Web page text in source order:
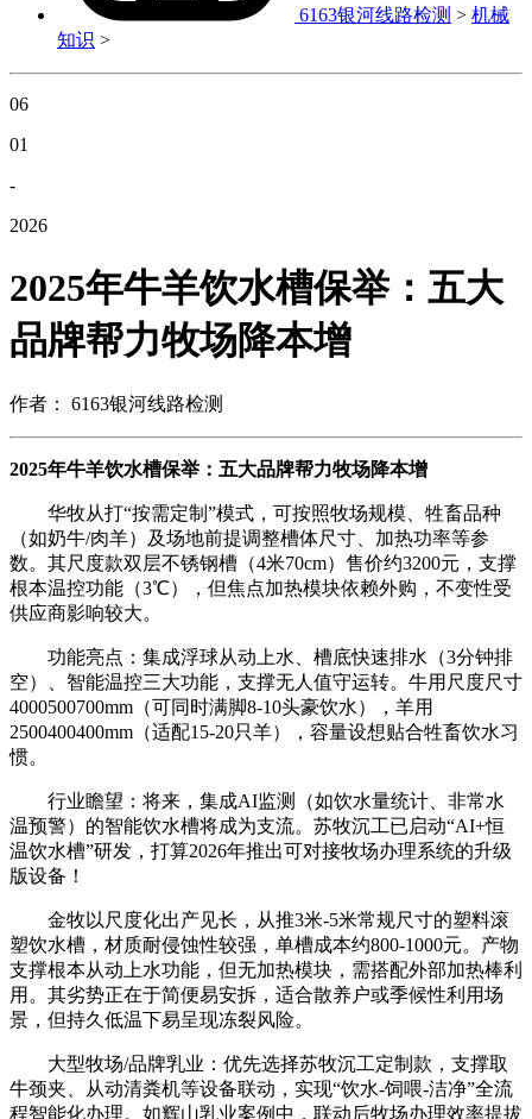
6163银河线路检测 > 机械
知识 >
06
01
-
2026
2025年牛羊饮水槽保举：五大
品牌帮力牧场降本增
作者： 6163银河线路检测
2025年牛羊饮水槽保举：五大品牌帮力牧场降本增
华牧从打“按需定制”模式，可按照牧场规模、牲畜品种
（如奶牛/肉羊）及场地前提调整槽体尺寸、加热功率等参
数。其尺度款双层不锈钢槽（4米70cm）售价约3200元，支撑
根本温控功能（3℃），但焦点加热模块依赖外购，不变性受
供应商影响较大。
功能亮点：集成浮球从动上水、槽底快速排水（3分钟排
空）、智能温控三大功能，支撑无人值守运转。牛用尺度尺寸
4000500700mm（可同时满脚8-10头豪饮水），羊用
2500400400mm（适配15-20只羊），容量设想贴合牲畜饮水习
惯。
行业瞻望：将来，集成AI监测（如饮水量统计、非常水
温预警）的智能饮水槽将成为支流。苏牧沉工已启动“AI+恒
温饮水槽”研发，打算2026年推出可对接牧场办理系统的升级
版设备！
金牧以尺度化出产见长，从推3米-5米常规尺寸的塑料滚
塑饮水槽，材质耐侵蚀性较强，单槽成本约800-1000元。产物
支撑根本从动上水功能，但无加热模块，需搭配外部加热棒利
用。其劣势正在于简便易安拆，适合散养户或季候性利用场
景，但持久低温下易呈现冻裂风险。
大型牧场/品牌乳业：优先选择苏牧沉工定制款，支撑取
牛颈夹、从动清粪机等设备联动，实现“饮水-饲喂-洁净”全流
程智能化办理。如辉山乳业案例中，联动后牧场办理效率提拔